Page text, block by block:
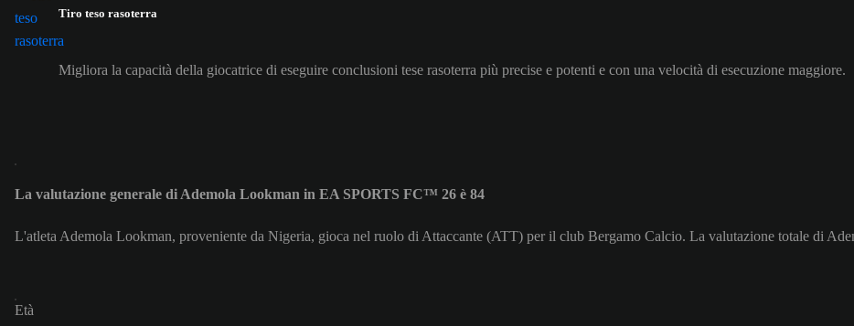
Tiro teso rasoterra
Migliora la capacità della giocatrice di eseguire conclusioni tese rasoterra più precise e potenti e con una velocità di esecuzione maggiore.
La valutazione generale di Ademola Lookman in EA SPORTS FC™ 26 è 84
L'atleta Ademola Lookman, proveniente da Nigeria, gioca nel ruolo di Attaccante (ATT) per il club Bergamo Calcio. La valutazione totale di
Età